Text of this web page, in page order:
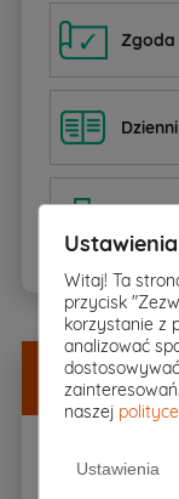
Zgoda
Dodatkiw
Zamów
Witaj! Ta
przycisk
korzystanie z
analizować
naszej
Ustawienia